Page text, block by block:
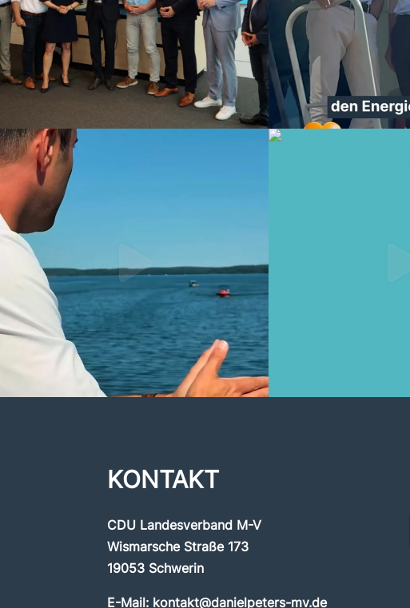
KONTAKT
CDU Landesverband M-V
Wismarsche Straße 173
19053 Schwerin
E-Mail: kontakt@danielpeters-mv.de